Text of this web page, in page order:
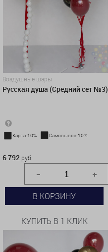
Воздушные шары
Русская душа (Средний сет №3)
Карта-10% Самовывоз-10%
6 792 руб.
В КОРЗИНУ
КУПИТЬ В 1 КЛИК